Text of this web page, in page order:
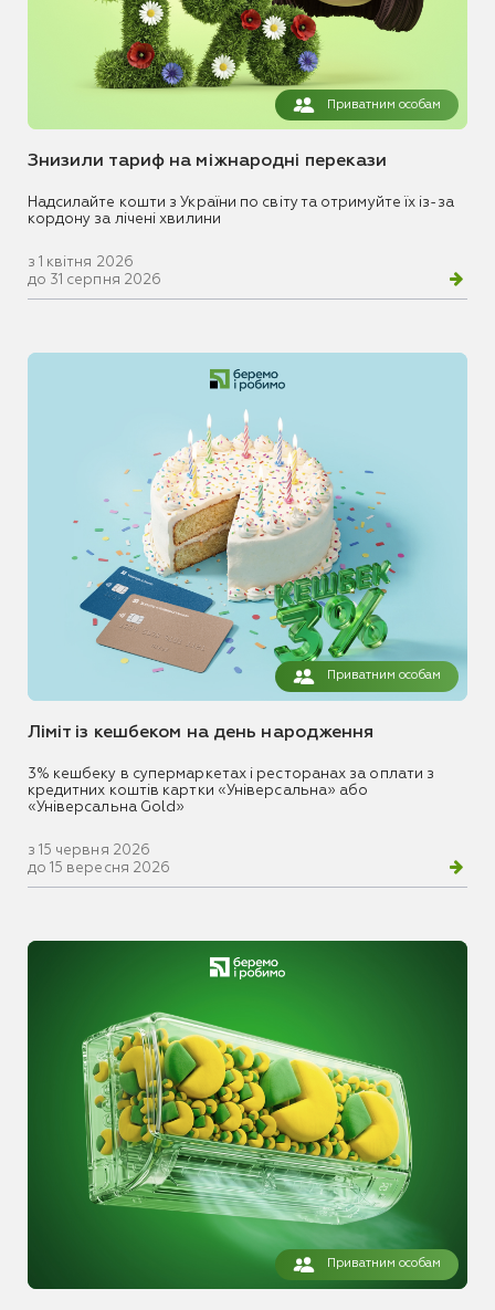
Приватним особам
Знизили тариф на міжнародні перекази
Надсилайте кошти з України по світу та отримуйте їх із-за
кордону за лічені хвилини
з 1 квітня 2026
до 31 серпня 2026
Приватним особам
Ліміт із кешбеком на день народження
3% кешбеку в супермаркетах і ресторанах за оплати з
кредитних коштів картки «Універсальна» або
«Універсальна Gold»
з 15 червня 2026
до 15 вересня 2026
Приватним особам